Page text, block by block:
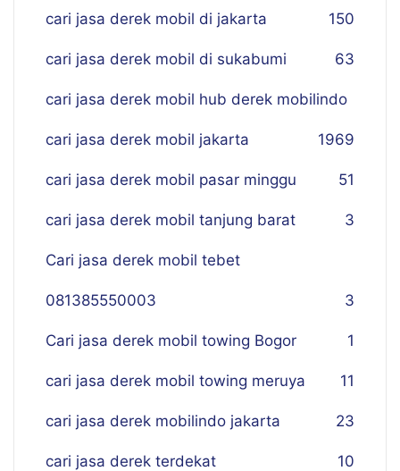
cari jasa derek mobil di jakarta 150
cari jasa derek mobil di sukabumi 63
cari jasa derek mobil hub derek mobilindo
69
cari jasa derek mobil jakarta 19
cari jasa derek mobil pasar minggu 51
cari jasa derek mobil tanjung barat 3
Cari jasa derek mobil tebet
081385550003 3
Cari jasa derek mobil towing Bogor 1
cari jasa derek mobil towing meruya 11
cari jasa derek mobilindo jakarta 23
cari jasa derek terdekat 10